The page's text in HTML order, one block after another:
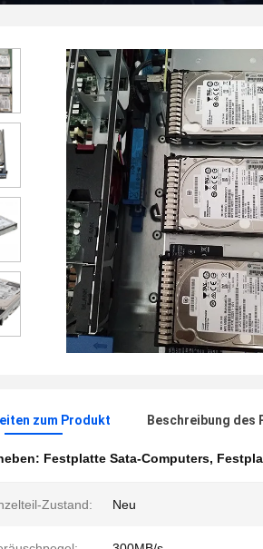
zum Produkt Beschreibung des
Festplatte Sata-Computers,
Zustand: Neu